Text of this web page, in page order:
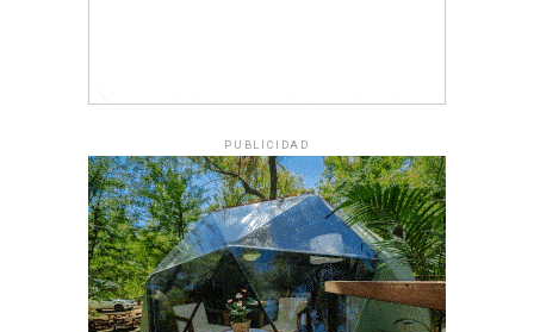
PUBLICIDAD